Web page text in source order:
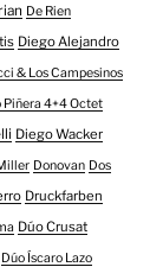
De Rien
Diego Alejandro
& Los Campesinos
Piñera 4+4 Octet
Diego Wacker
Donovan Dos
Druckfarben
Dúo Crusat
Dúo Íscaro Lazo